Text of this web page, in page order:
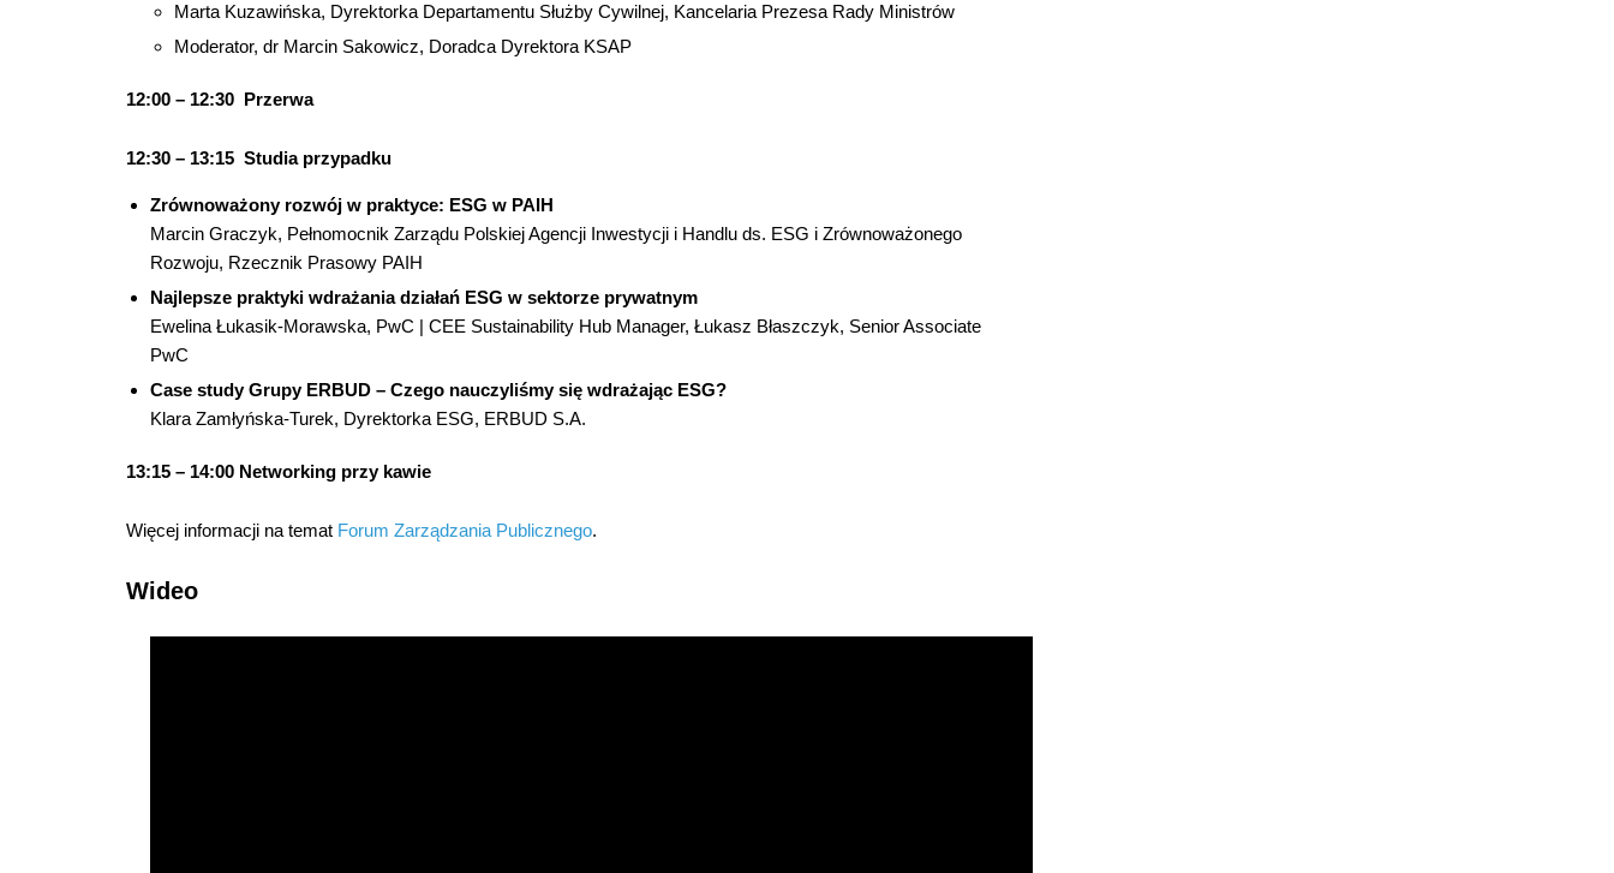
Marta Kuzawińska, Dyrektorka Departamentu Służby Cywilnej, Kancelaria Prezesa Rady Ministrów
Moderator, dr Marcin Sakowicz, Doradca Dyrektora KSAP
12:00 – 12:30 Przerwa
12:30 – 13:15 Studia przypadku
Zrównoważony rozwój w praktyce: ESG w PAIH
Marcin Graczyk, Pełnomocnik Zarządu Polskiej Agencji Inwestycji i Handlu ds. ESG i Zrównoważonego
Rozwoju, Rzecznik Prasowy PAIH
Najlepsze praktyki wdrażania działań ESG w sektorze prywatnym
Ewelina Łukasik-Morawska, PwC | CEE Sustainability Hub Manager, ​​Łukasz Błaszczyk, Senior Associate
PwC
Case study Grupy ERBUD – Czego nauczyliśmy się wdrażając ESG?
Klara Zamłyńska-Turek, Dyrektorka ESG, ERBUD S.A.
13:15 – 14:00 Networking przy kawie
Więcej informacji na temat Forum Zarządzania Publicznego.
Wideo